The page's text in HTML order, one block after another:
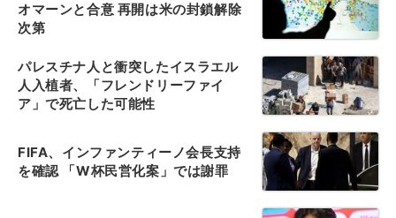
オマーンと合意 再開は米の封鎖解除
次第
パレスチナ人と衝突したイスラエル
人入植者、「フレンドリーファイ
ア」で死亡した可能性
FIFA、インファンティーノ会長支持
を確認 「W杯民営化案」では謝罪